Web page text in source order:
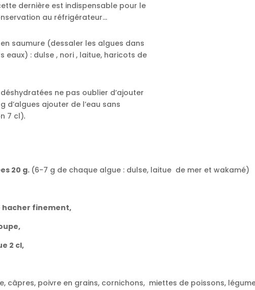
dernière est indispensable pour le
au réfrigérateur…
saumure (dessaler les algues dans
eaux) : dulse , nori , laitue, haricots de
ne pas oublier d’ajouter
d’algues ajouter de l’eau sans
7 cl).
20 g. (6-7 g de chaque algue : dulse, laitue de mer et wakamé)
hacher finement,
2 cl,
câpres, poivre en grains, cornichons, miettes de poissons,